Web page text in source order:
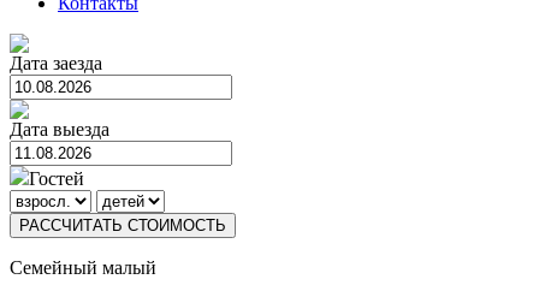
Дата заезда
Дата выезда
Гостей
РАССЧИТАТЬ СТОИМОСТЬ
Семейный малый